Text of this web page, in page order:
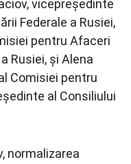
vicepreședinte
Federale a Rusiei,
pentru Afaceri
Rusiei, și Alena
Comisiei pentru
al Consiliului
normalizarea